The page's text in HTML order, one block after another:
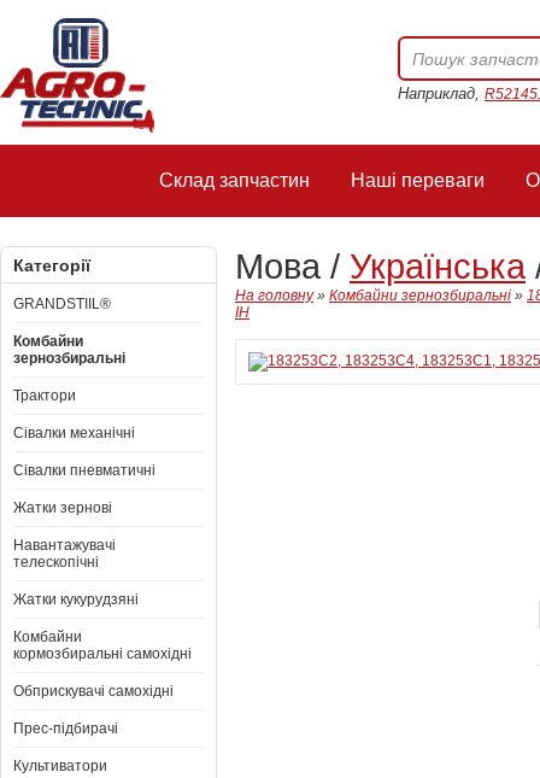
Наприклад,
Склад запчастин Наші переваги
Категорії
GRANDSTIIL®
Комбайни
зернозбиральні
Трактори
Сівалки механічні
Сівалки пневматичні
Жатки зернові
Навантажувачі
телескопічні
Жатки кукурудзяні
Комбайни
кормозбиральні самохідні
Обприскувачі самохідні
Прес-підбирачі
Культиватори
Мова / Українська
На головну» Комбайни зернозбиральні »
IH